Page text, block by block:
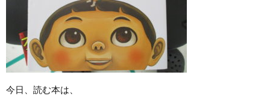
今日、読む本は、